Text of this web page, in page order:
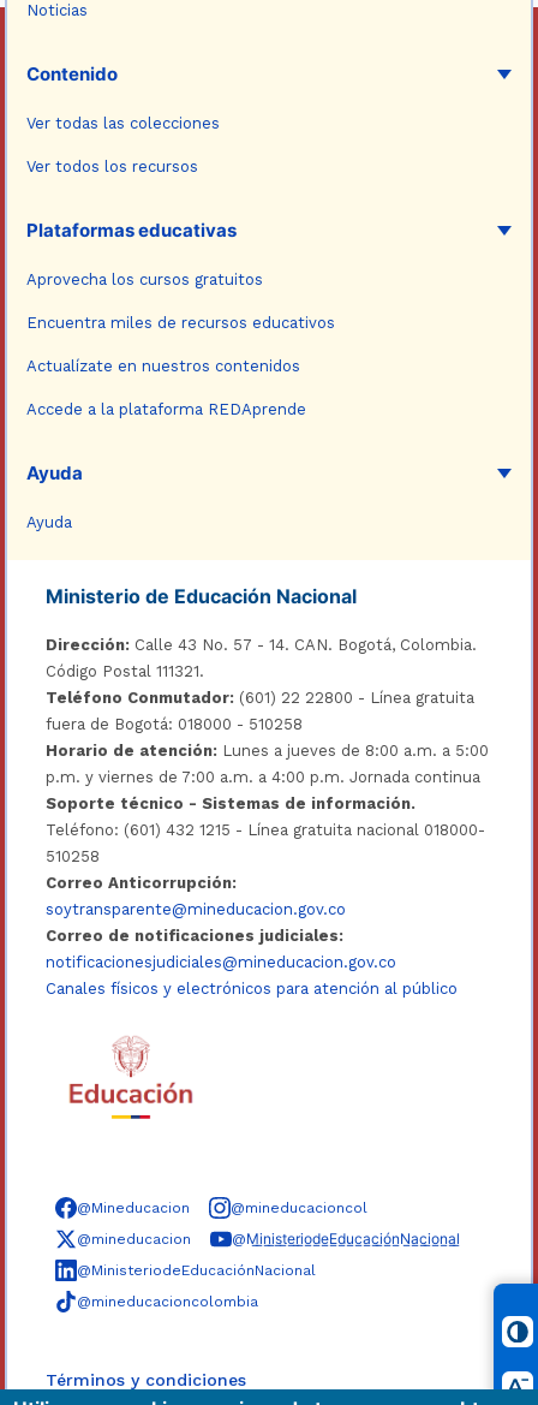
Noticias
Contenido
Ver todas las colecciones
Ver todos los recursos
Plataformas educativas
Aprovecha los cursos gratuitos
Encuentra miles de recursos educativos
Actualízate en nuestros contenidos
Accede a la plataforma REDAprende
Ayuda
Ayuda
Ministerio de Educación Nacional
Dirección: Calle 43 No. 57 - 14. CAN. Bogotá, Colombia.
Código Postal 111321.
Teléfono Conmutador: (601) 22 22800 - Línea gratuita
fuera de Bogotá: 018000 - 510258
Horario de atención: Lunes a jueves de 8:00 a.m. a 5:00
p.m. y viernes de 7:00 a.m. a 4:00 p.m. Jornada continua
Soporte técnico - Sistemas de información.
Teléfono: (601) 432 1215 - Línea gratuita nacional 018000-
510258
Correo Anticorrupción:
soytransparente@mineducacion.gov.co
Correo de notificaciones judiciales:
notificacionesjudiciales@mineducacion.gov.co
Canales físicos y electrónicos para atención al público
Síguenos en redes sociales
@Mineducacion
@mineducacioncol
@mineducacion
@M̲i̲n̲i̲s̲t̲e̲r̲i̲o̲d̲e̲E̲d̲u̲c̲a̲c̲i̲ó̲n̲N̲a̲c̲i̲o̲n̲a̲l̲
@MinisteriodeEducaciónNacional
@mineducacioncolombia
Términos y condiciones